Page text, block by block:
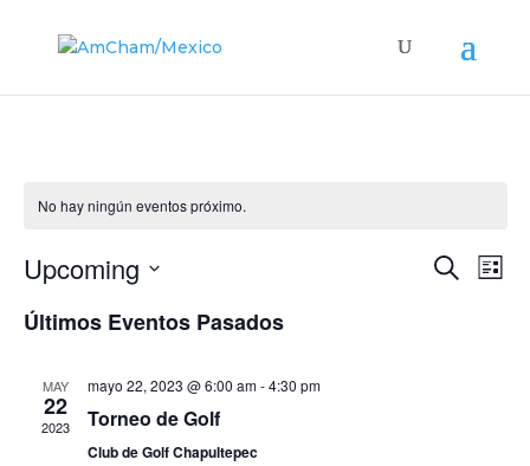
No hay ningún eventos próximo.
Buscar
de
List
Upcoming
fecha.
Últimos Eventos Pasados
MAY
22
2023
mayo 22, 2023 @ 6:00 am-4:30 pm
Torneo de Golf
Club de Golf Chapultepec